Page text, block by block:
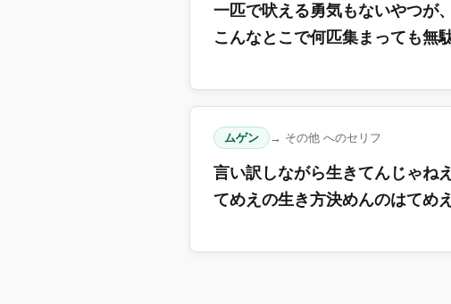
一匹で吠える勇気もないやつが、
こんなとこで何匹集まっても無
ムゲン → その他 へのセリフ
言い訳しながら生きてんじゃねえ
てめえの生き方決めんのはてめ